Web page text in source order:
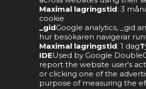
Maximal lagringstid: 3
cookie
_gidGoogle analytics, _gid
hur besökaren navigerar
Maximal lagringstid: 1 dag
IDEUsed by Google
report the website user's
or clicking one of the
purpose of measuring the